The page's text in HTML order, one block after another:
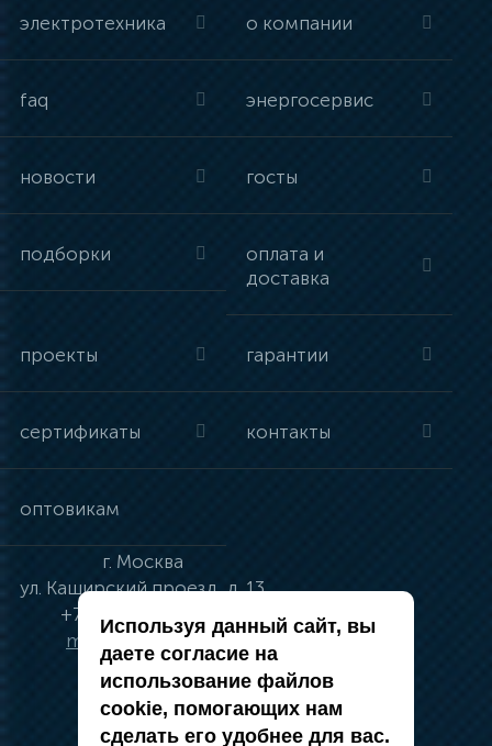
электротехника о компании
faq энергосервис
новости госты
подборки
оплата и
доставка
проекты гарантии
сертификаты контакты
оптовикам
г. Москва
ул. Каширский проезд, д. 13
+7 (495) 134-41-83
moskva@vincci.ru
Используя данный сайт, вы
даете согласие на
использование файлов
cookie, помогающих нам
сделать его удобнее для вас.